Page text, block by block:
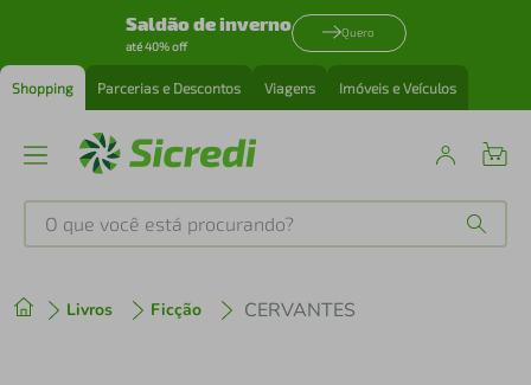
Saldão de inverno
até 40% off
Quero
Shopping Parcerias e Descontos Viagens Imóveis e Veículos
O que você está procurando?
Livros Ficção CERVANTES